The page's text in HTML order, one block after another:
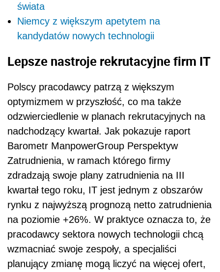
świata
Niemcy z większym apetytem na
kandydatów nowych technologii
Lepsze nastroje rekrutacyjne firm IT
Polscy pracodawcy patrzą z większym
optymizmem w przyszłość, co ma także
odzwierciedlenie w planach rekrutacyjnych na
nadchodzący kwartał. Jak pokazuje raport
Barometr ManpowerGroup Perspektyw
Zatrudnienia, w ramach którego firmy
zdradzają swoje plany zatrudnienia na III
kwartał tego roku, IT jest jednym z obszarów
rynku z najwyższą prognozą netto zatrudnienia
na poziomie +26%. W praktyce oznacza to, że
pracodawcy sektora nowych technologii chcą
wzmacniać swoje zespoły, a specjaliści
planujący zmianę mogą liczyć na więcej ofert,